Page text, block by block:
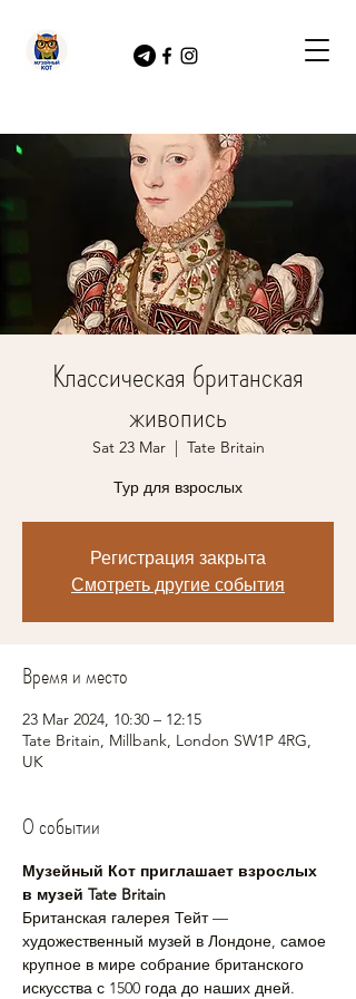
Классическая британская
живопись
Sat 23 Mar
  |
Tate Britain
Тур для взрослых
Регистрация закрыта
Смотреть другие события
Время и место
23 Mar 2024, 10:30 – 12:15
Tate Britain, Millbank, London SW1P 4RG,
UK
О событии
Музейный Кот приглашает взрослых
в музей Tate Britain
Британская галерея Тейт —
художественный музей в Лондоне, самое
крупное в мире собрание британского
искусства с 1500 года до наших дней.